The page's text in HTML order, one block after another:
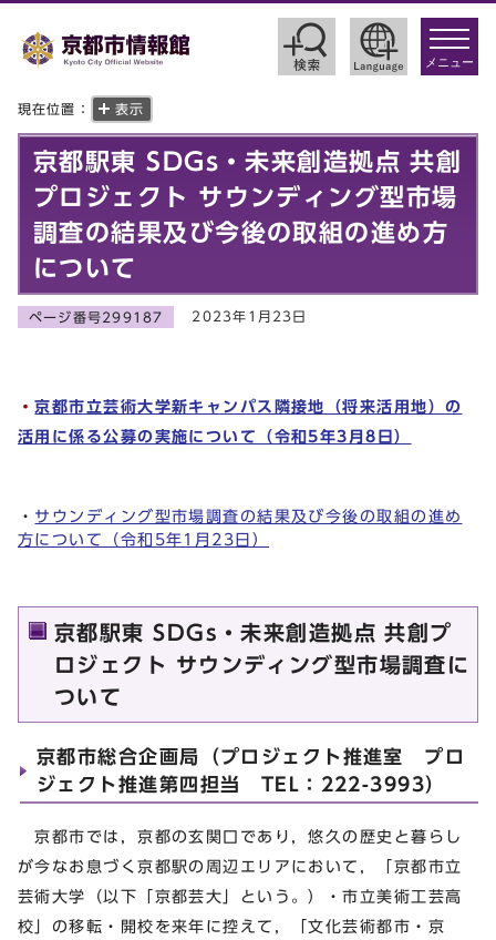
toggle
メニュー
現在位置： 表示
京都駅東 SDGs・未来創造拠点 共創
プロジェクト サウンディング型市場
調査の結果及び今後の取組の進め方
について
ページ番号299187 2023年1月23日
・京都市立芸術大学新キャンパス隣接地（将来活用地）の
活用に係る公募の実施について（令和5年3月8日）
・ サウンディング型市場調査の結果及び今後の取組の進め
方について（令和5年1月23日）
京都駅東 SDGs・未来創造拠点 共創プ
ロジェクト サウンディング型市場調査に
ついて
京都市総合企画局（プロジェクト推進室 プロ
ジェクト推進第四担当 TEL：222-3993）
京都市では，京都の玄関口であり，悠久の歴史と暮らし
が今なお息づく京都駅の周辺エリアにおいて，「京都市立
芸術大学（以下「京都芸大」という。）・市立美術工芸高
校」の移転・開校を来年に控えて，「文化芸術都市・京